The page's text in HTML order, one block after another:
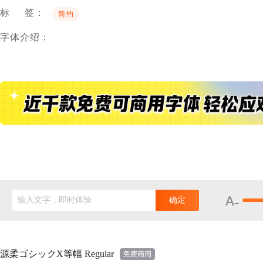
标 签： 简约
字体介绍：
输入文字，即时体验 确定
源柔ゴシックX等幅 Regular